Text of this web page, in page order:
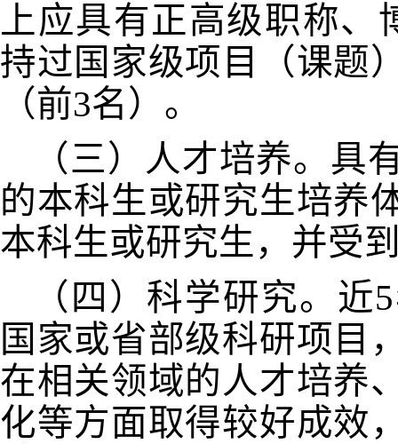
上应具有正高级职称、
持过国家级项目（课题
（前3名）。
（三）人才培养。具
的本科生或研究生培养
本科生或研究生，并受
（四）科学研究。近5
国家或省部级科研项目
在相关领域的人才培养
化等方面取得较好成效